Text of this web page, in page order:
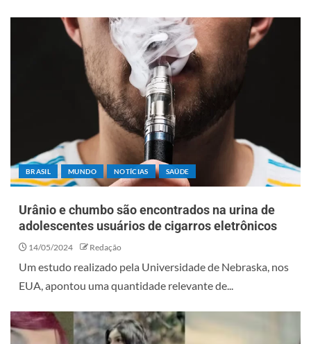
BRASIL MUNDO NOTÍCIAS SAÚDE
Urânio e chumbo são encontrados na urina de
adolescentes usuários de cigarros eletrônicos
14/05/2024 Redação
Um estudo realizado pela Universidade de Nebraska, nos
EUA, apontou uma quantidade relevante de...